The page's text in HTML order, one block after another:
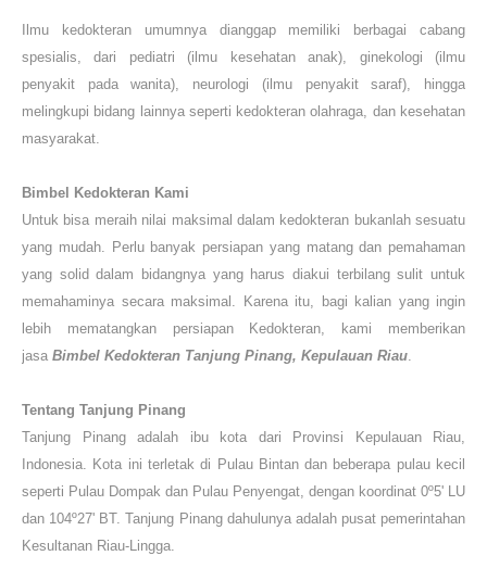
Ilmu kedokteran umumnya dianggap memiliki berbagai cabang
spesialis, dari pediatri (ilmu kesehatan anak), ginekologi (ilmu
penyakit pada wanita), neurologi (ilmu penyakit saraf), hingga
melingkupi bidang lainnya seperti kedokteran olahraga, dan kesehatan
masyarakat.
Bimbel Kedokteran Kami
Untuk bisa meraih nilai maksimal dalam kedokteran bukanlah sesuatu
yang mudah. Perlu banyak persiapan yang matang dan pemahaman
yang solid dalam bidangnya yang harus diakui terbilang sulit untuk
memahaminya secara maksimal. Karena itu, bagi kalian yang ingin
lebih mematangkan persiapan Kedokteran, kami memberikan
jasa Bimbel Kedokteran Tanjung Pinang, Kepulauan Riau.
Tentang Tanjung Pinang
Tanjung Pinang adalah ibu kota dari Provinsi Kepulauan Riau,
Indonesia. Kota ini terletak di Pulau Bintan dan beberapa pulau kecil
seperti Pulau Dompak dan Pulau Penyengat, dengan koordinat 0º5' LU
dan 104º27' BT. Tanjung Pinang dahulunya adalah pusat pemerintahan
Kesultanan Riau-Lingga.